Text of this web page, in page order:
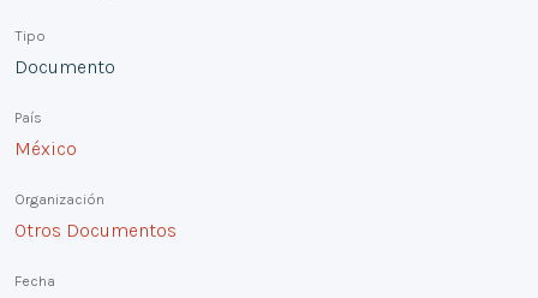
Tipo
Documento
País
México
Organización
Otros Documentos
Fecha